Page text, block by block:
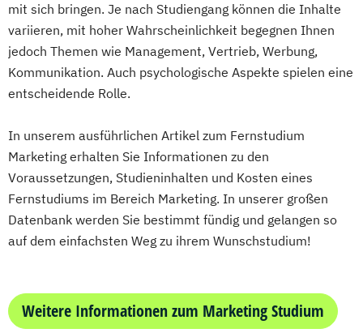
mit sich bringen. Je nach Studiengang können die Inhalte
variieren, mit hoher Wahrscheinlichkeit begegnen Ihnen
jedoch Themen wie Management, Vertrieb, Werbung,
Kommunikation. Auch psychologische Aspekte spielen eine
entscheidende Rolle.
In unserem ausführlichen Artikel zum Fernstudium
Marketing erhalten Sie Informationen zu den
Voraussetzungen, Studieninhalten und Kosten eines
Fernstudiums im Bereich Marketing. In unserer großen
Datenbank werden Sie bestimmt fündig und gelangen so
auf dem einfachsten Weg zu ihrem Wunschstudium!
Weitere Informationen zum Marketing Studium